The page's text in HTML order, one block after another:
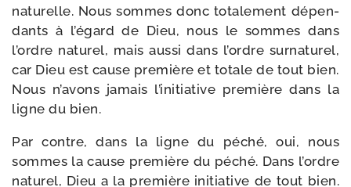
na­tu­relle. Nous sommes donc tota­le­ment dépen­
dants à l’égard de Dieu, nous le sommes dans
l’ordre natu­rel, mais aus­si dans l’ordre sur­na­tu­rel,
car Dieu est cause pre­mière et totale de tout bien.
Nous n’avons jamais l’initiative pre­mière dans la
ligne du bien.
Par contre, dans la ligne du péché, oui, nous
sommes la cause pre­mière du péché. Dans l’ordre
natu­rel, Dieu a la pre­mière ini­tia­tive de tout bien.